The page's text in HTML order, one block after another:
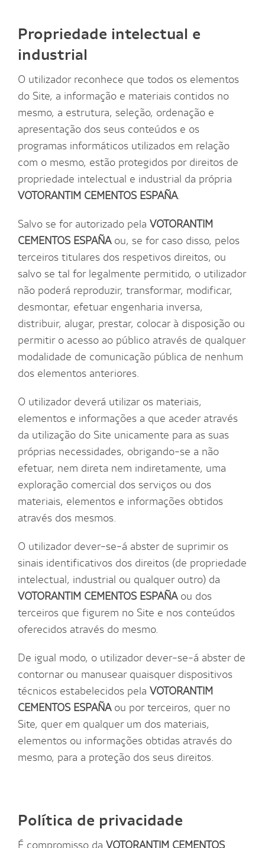
Propriedade intelectual e
industrial
O utilizador reconhece que todos os elementos
do Site, a informação e materiais contidos no
mesmo, a estrutura, seleção, ordenação e
apresentação dos seus conteúdos e os
programas informáticos utilizados em relação
com o mesmo, estão protegidos por direitos de
propriedade intelectual e industrial da própria
VOTORANTIM CEMENTOS ESPAÑA.
Salvo se for autorizado pela VOTORANTIM
CEMENTOS ESPAÑAou, se for caso disso, pelos
terceiros titulares dos respetivos direitos, ou
salvo se tal for legalmente permitido, o utilizador
não poderá reproduzir, transformar, modificar,
desmontar, efetuar engenharia inversa,
distribuir, alugar, prestar, colocar à disposição ou
permitir o acesso ao público através de qualquer
modalidade de comunicação pública de nenhum
dos elementos anteriores.
O utilizador deverá utilizar os materiais,
elementos e informações a que aceder através
da utilização do Site unicamente para as suas
próprias necessidades, obrigando-se a não
efetuar, nem direta nem indiretamente, uma
exploração comercial dos serviços ou dos
materiais, elementos e informações obtidos
através dos mesmos.
O utilizador dever-se-á abster de suprimir os
sinais identificativos dos direitos (de propriedade
intelectual, industrial ou qualquer outro) da
VOTORANTIM CEMENTOS ESPAÑAou dos
terceiros que figurem no Site e nos conteúdos
oferecidos através do mesmo.
De igual modo, o utilizador dever-se-á abster de
contornar ou manusear quaisquer dispositivos
técnicos estabelecidos pela VOTORANTIM
CEMENTOS ESPAÑAou por terceiros, quer no
Site, quer em qualquer um dos materiais,
elementos ou informações obtidas através do
mesmo, para a proteção dos seus direitos.
Política de privacidade
É compromisso da VOTORANTIM CEMENTOS